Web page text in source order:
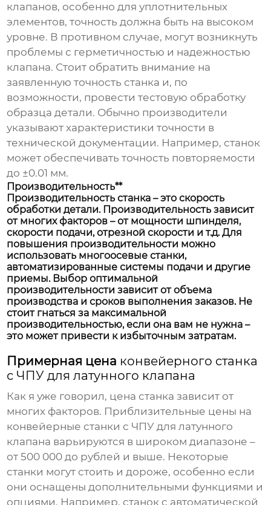
клапанов, особенно для уплотнительных
элементов, точность должна быть на высоком
уровне. В противном случае, могут возникнуть
проблемы с герметичностью и надежностью
клапана. Стоит обратить внимание на
заявленную точность станка и, по
возможности, провести тестовую обработку
образца детали. Обычно производители
указывают характеристики точности в
технической документации. Например, станок
может обеспечивать точность повторяемости
до ±0.01 мм.
Производительность**
Производительность станка – это скорость
обработки детали. Производительность зависит
от многих факторов – от мощности шпинделя,
скорости подачи, отрезной скорости и т.д. Для
повышения производительности можно
использовать многоосевые станки,
автоматизированные системы подачи и другие
приемы. Выбор оптимальной
производительности зависит от объема
производства и сроков выполнения заказов. Не
стоит гнаться за максимальной
производительностью, если она вам не нужна –
это может привести к избыточным затратам.
Примерная цена конвейерного станка
с ЧПУ для латунного клапана
Как я уже говорил, цена станка зависит от
многих факторов. Приблизительные цены на
конвейерные станки с ЧПУ для латунного
клапана варьируются в широком диапазоне –
от 500 000 до рублей и выше. Некоторые
станки могут стоить и дороже, особенно если
они оснащены дополнительными функциями и
опциями. Например, станок с автоматической